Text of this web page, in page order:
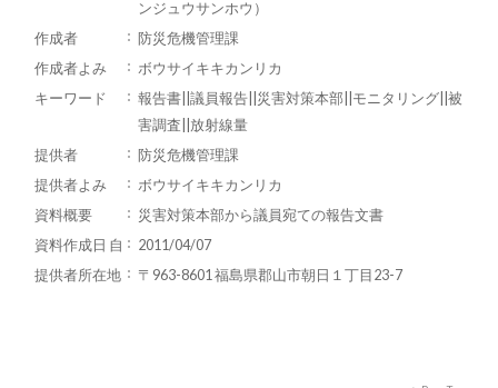
ンジュウサンホウ）
作成者
防災危機管理課
作成者よみ
ボウサイキキカンリカ
キーワード
報告書||議員報告||災害対策本部||モニタリング||被
害調査||放射線量
提供者
防災危機管理課
提供者よみ
ボウサイキキカンリカ
資料概要
災害対策本部から議員宛ての報告文書
資料作成日 自
2011/04/07
提供者所在地
〒963-8601 福島県郡山市朝日１丁目23-7